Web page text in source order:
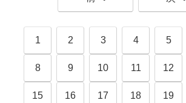
1 2 3 4 5
8 9 10 11 12
15 16 17 18 19